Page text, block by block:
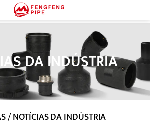
DA INDÚSTRIA
/NOTÍCIAS DA INDÚSTRIA